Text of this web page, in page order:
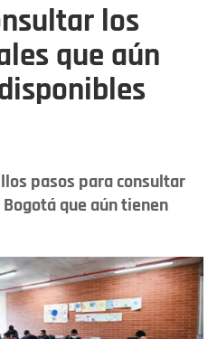
los
que aún
pasos para consultar
que aún tienen